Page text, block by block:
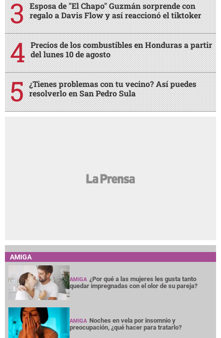
Esposa de "El Chapo" Guzmán sorprende con
regalo a Davis Flow y así reaccionó el tiktoker
Precios de los combustibles en Honduras a partir
del lunes 10 de agosto
¿Tienes problemas con tu vecino? Así puedes
resolverlo en San Pedro Sula
AMIGA
AMIGA ¿Por qué a las mujeres les gusta tanto
quedar impregnadas con el olor de su pareja?
AMIGA Noches en vela por insomnio y
preocupación, ¿qué hacer para tratarlo?